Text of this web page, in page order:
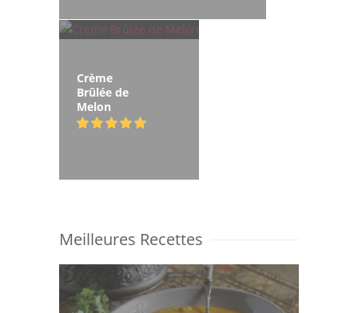
Crème
Brûlée de
Melon
Meilleures Recettes